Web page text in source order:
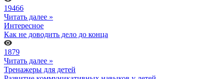
19466
Читать далее »
Интересное
Как не доводить дело до конца
1879
Читать далее »
Тренажеры для детей